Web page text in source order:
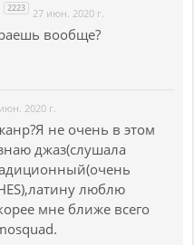
2223 27 июн. 2020 г.
вообще?
2020 г.
не очень в этом
джаз(слушала
люблю
мне ближе всего